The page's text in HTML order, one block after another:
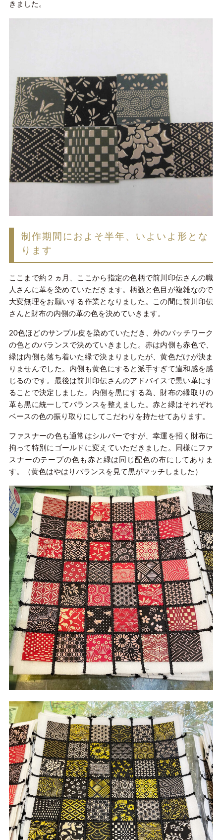
きました。
制作期間におよそ半年、いよいよ形とな
ります
ここまで約２ヵ月、ここから指定の色柄で前川印伝さんの職
人さんに革を染めていただきます。柄数と色目が複雑なので
大変無理をお願いする作業となりました。この間に前川印伝
さんと財布の内側の革の色を決めていきます。
20色ほどのサンプル皮を染めていただき、外のパッチワーク
の色とのバランスで決めていきました。赤は内側も赤色で、
緑は内側も落ち着いた緑で決まりましたが、黄色だけが決ま
りませんでした。内側も黄色にすると派手すぎて違和感を感
じるのです。最後は前川印伝さんのアドバイスで黒い革にす
ることで決定しました。内側を黒にする為、財布の縁取りの
革も黒に統一してバランスを整えました。赤と緑はそれぞれ
ベースの色の振り取りにしてこだわりを持たせてあります。
ファスナーの色も通常はシルバーですが、幸運を招く財布に
拘って特別にゴールドに変えていただきました。同様にファ
スナーのテープの色も赤と緑は同じ配色の布にしてありま
す。（黄色はやはりバランスを見て黒がマッチしました）